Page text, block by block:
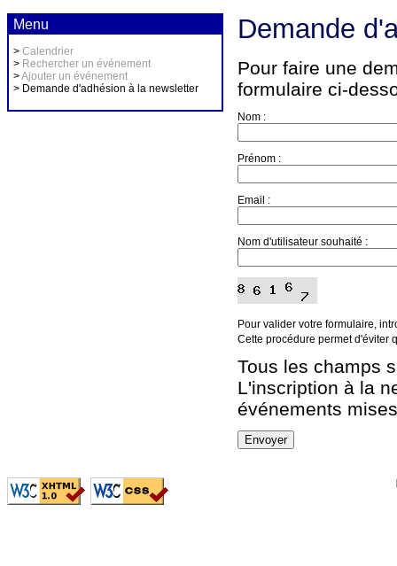
Menu
> Calendrier
> Rechercher un événement
>Ajouter un événement
> Demande d'adhésion à la newsletter
Demande
Pour faire une
formulaire ci-
Nom :
Prénom :
Email :
Nom d'utilisateur souhaité :
Pour valider votre formulaire,
Cette procédure permet d'éviter
Tous les champs
L'inscription à la
événements